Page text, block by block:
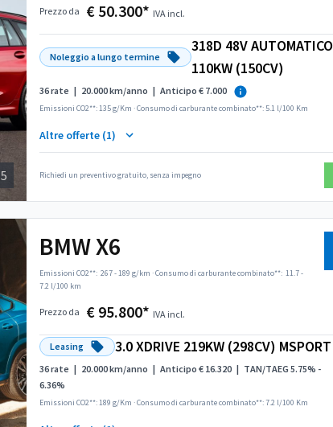
5
Prezzo da € 50.300* IVA incl.
Noleggio a lungo termine
318D 48V AUTOMATICO
110KW (150CV)
36 rate | 20.000 km/anno | Anticipo € 7.000
Emissioni CO2**: 135 g/Km ·Consumo di carburante combinato**: 5.1 l/100 Km
Altre offerte (1)
Richiedi un preventivo gratuito, senza impegno
BMW X6
Emissioni CO2**: 267 - 189 g/km ·Consumo di carburante combinato**: 11.7 -
7.2 l/100 km
Prezzo da € 95.800* IVA incl.
Leasing 3.0 XDRIVE 219KW (298CV) MSPORT
36 rate | 20.000 km/anno | Anticipo € 16.320 | TAN/TAEG 5.75% -
6.36%
Emissioni CO2**: 189 g/Km ·Consumo di carburante combinato**: 7.2 l/100 Km